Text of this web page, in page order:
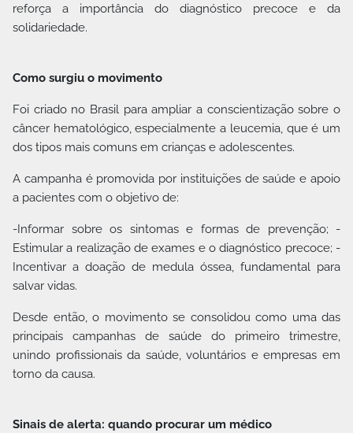
reforça a importância do diagnóstico precoce e da
solidariedade.
Como surgiu o movimento
Foi criado no Brasil para ampliar a conscientização sobre o
câncer hematológico, especialmente a leucemia, que é um
dos tipos mais comuns em crianças e adolescentes.
A campanha é promovida por instituições de saúde e apoio
a pacientes com o objetivo de:
-Informar sobre os sintomas e formas de prevenção; -
Estimular a realização de exames e o diagnóstico precoce; -
Incentivar a doação de medula óssea, fundamental para
salvar vidas.
Desde então, o movimento se consolidou como uma das
principais campanhas de saúde do primeiro trimestre,
unindo profissionais da saúde, voluntários e empresas em
torno da causa.
Sinais de alerta: quando procurar um médico